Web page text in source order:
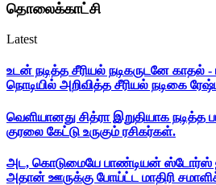
தொலைக்காட்சி
Latest
உடன் நடித்த சீரியல் நடிகருடனே காதல்
நொடியில் அறிவித்த சீரியல் நடிகை
வெளியானது சித்ரா இறுதியாக நடித்த
குரலை கேட்டு உருகும் ரசிகர்கள்.
அட, கொடுமையே பாண்டியன் ஸ்டோர்ஸ்
அதான் ஊருக்கு போய்ட்ட மாதிரி